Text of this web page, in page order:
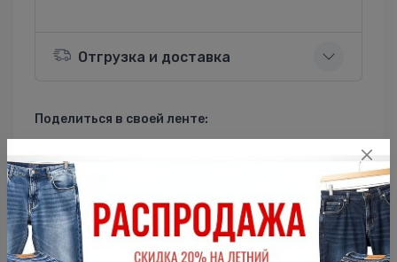
Отгрузка и доставка
Поделиться в своей ленте: